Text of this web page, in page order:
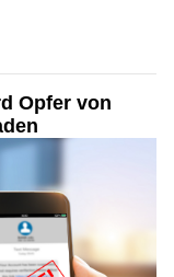
Opfer von